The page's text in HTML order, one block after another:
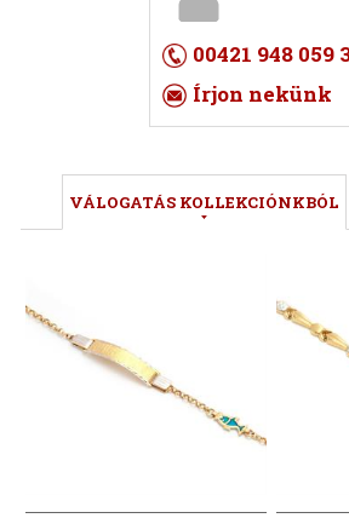
00421 948 059
Írjon nekünk
VÁLOGATÁS KOLLEKCIÓNKBÓL